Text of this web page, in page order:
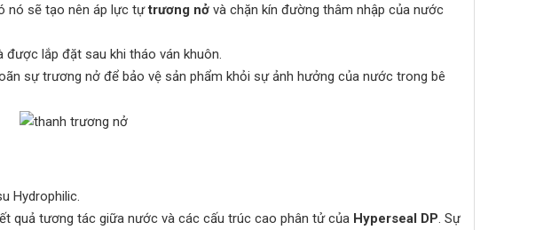
nó sẽ tạo nên áp lực tựtrương nở và chặn kín đường thâm nhập của nước
được lắp đặt sau khi tháo ván khuôn.
sự trương nở để bảo vệ sản phẩm khỏi sự ảnh hưởng của nước trong bê
Hydrophilic.
quả tương tác giữa nước và các cấu trúc cao phân tử của Hyperseal DP . Sự